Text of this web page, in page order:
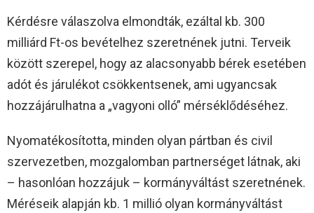
Kérdésre válaszolva elmondták, ezáltal kb. 300
milliárd Ft-os bevételhez szeretnének jutni. Terveik
között szerepel, hogy az alacsonyabb bérek esetében
adót és járulékot csökkentsenek, ami ugyancsak
hozzájárulhatna a „vagyoni olló” mérséklődéséhez.
Nyomatékosította, minden olyan pártban és civil
szervezetben, mozgalomban partnerséget látnak, aki
– hasonlóan hozzájuk – kormányváltást szeretnének.
Méréseik alapján kb. 1 millió olyan kormányváltást